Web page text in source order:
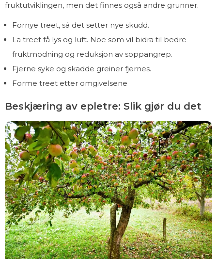
fruktutviklingen, men det finnes også andre grunner.
Fornye treet, så det setter nye skudd.
La treet få lys og luft. Noe som vil bidra til bedre
fruktmodning og reduksjon av soppangrep.
Fjerne syke og skadde greiner fjernes.
Forme treet etter omgivelsene
Beskjæring av epletre: Slik gjør du det